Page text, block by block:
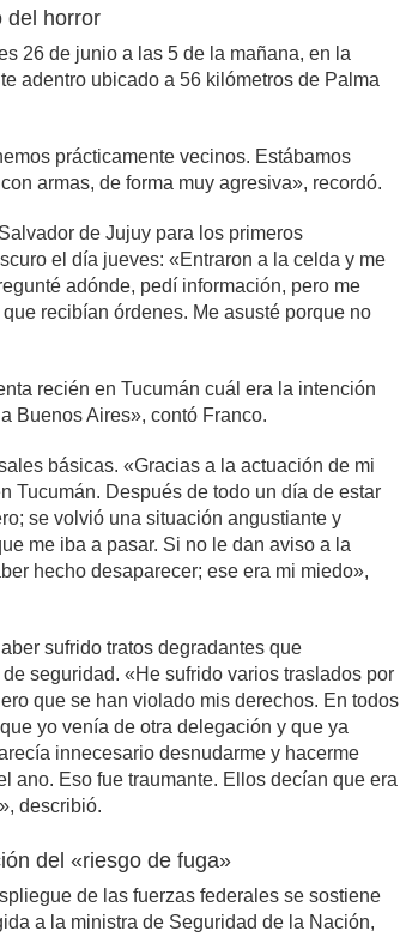
del horror
26 de junio a las 5 de la mañana, en la
adentro ubicado a 56 kilómetros de Palma
prácticamente vecinos. Estábamos
armas, de forma muy agresiva», recordó.
de Jujuy para los primeros
el día jueves: «Entraron a la celda y me
adónde, pedí información, pero me
recibían órdenes. Me asusté porque no
recién en Tucumán cuál era la intención
Buenos Aires», contó Franco.
básicas. «Gracias a la actuación de mi
Tucumán. Después de todo un día de estar
se volvió una situación angustiante y
me iba a pasar. Si no le dan aviso a la
hecho desaparecer; ese era mi miedo»,
sufrido tratos degradantes que
seguridad. «He sufrido varios traslados por
que se han violado mis derechos. En todos
yo venía de otra delegación y que ya
innecesario desnudarme y hacerme
ano. Eso fue traumante. Ellos decían que era
describió.
del «riesgo de fuga»
de las fuerzas federales se sostiene
a la ministra de Seguridad de la Nación,